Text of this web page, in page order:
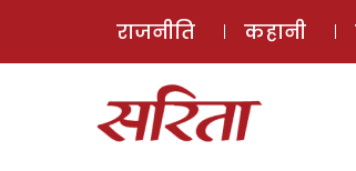
राजनीति कहानी